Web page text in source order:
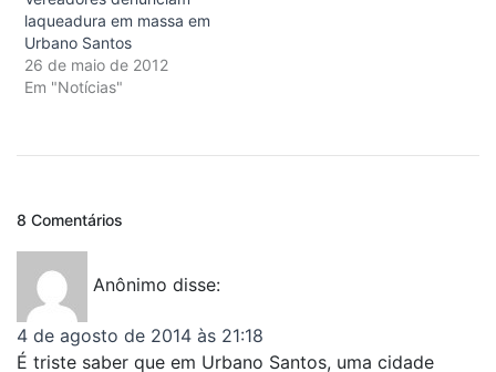
laqueadura em massa em
Urbano Santos
26 de maio de 2012
Em "Notícias"
8 Comentários
Anônimo disse:
4 de agosto de 2014 às 21:18
É triste saber que em Urbano Santos, uma cidade